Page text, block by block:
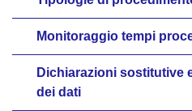
Monitoraggio tempi
Dichiarazioni sostitutive
dei dati